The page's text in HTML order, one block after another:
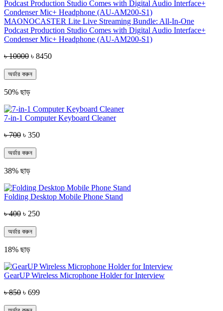
MAONOCASTER Lite Live Streaming Bundle: All-In-One
Podcast Production Studio Comes with Digital Audio Interface+
Condenser Mic+ Headphone (AU-AM200-S1)
৳ 10000 ৳ 8450
অর্ডার করুন
50% ছাড়
7-in-1 Computer Keyboard Cleaner
৳ 700 ৳ 350
অর্ডার করুন
38% ছাড়
Folding Desktop Mobile Phone Stand
৳ 400 ৳ 250
অর্ডার করুন
18% ছাড়
GearUP Wireless Microphone Holder for Interview
৳ 850 ৳ 699